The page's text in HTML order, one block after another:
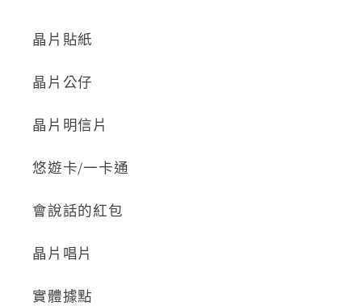
晶片貼紙
晶片公仔
晶片明信片
悠遊卡/一卡通
會說話的紅包
晶片唱片
實體據點